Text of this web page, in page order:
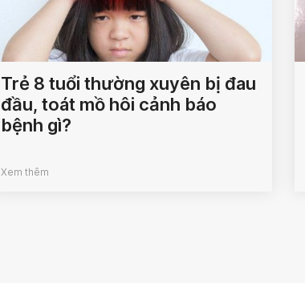
Trẻ 8 tuổi thường xuyên bị đau
đầu, toát mồ hôi cảnh báo
bệnh gì?
Xem thêm